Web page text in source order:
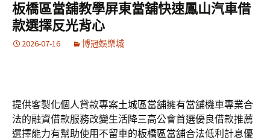
板橋區當舖教學屏東當舖快速鳳山汽車借
款選擇反光背心
2026-07-16 博冠娛樂城
提供客製化個人貸款專案土城區當舖擁有當舖機車專業合
法的融資借款服務改變生活降三高公會首選優良借款推薦
選擇能力有幫助使用不留車的板橋區當舖合法低利計息優